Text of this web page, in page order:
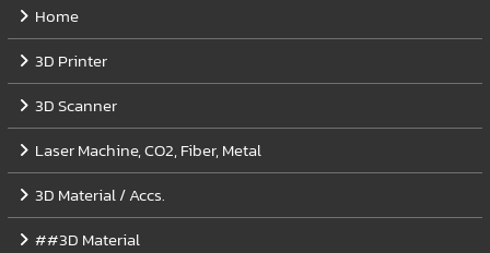
Home
3D Printer
3D Scanner
Laser Machine, CO2, Fiber, Metal
3D Material / Accs.
##3D Material